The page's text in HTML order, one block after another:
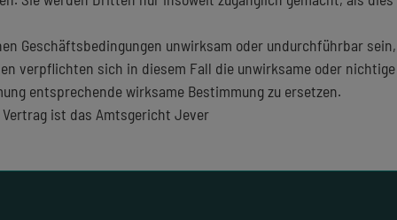
Geschäftsbedingungen unwirksam oder undurchführbar
verpflichten sich in diesem Fall die unwirksame oder
entsprechende wirksame Bestimmung zu ersetzen.
ist das Amtsgericht Jever